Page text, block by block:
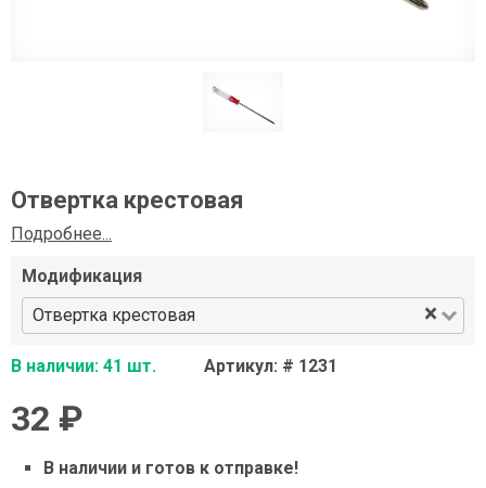
Отвертка крестовая
Подробнее...
Модификация
Отвертка крестовая
×
В наличии: 41 шт. Артикул: # 1231
32 ₽
В наличии и готов к отправке!